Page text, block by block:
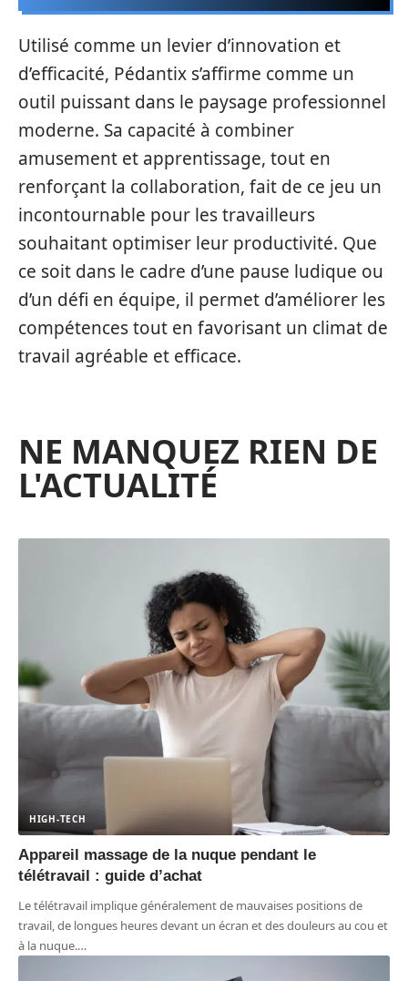
Utilisé comme un levier d’innovation et
d’efficacité, Pédantix s’affirme comme un
outil puissant dans le paysage professionnel
moderne. Sa capacité à combiner
amusement et apprentissage, tout en
renforçant la collaboration, fait de ce jeu un
incontournable pour les travailleurs
souhaitant optimiser leur productivité. Que
ce soit dans le cadre d’une pause ludique ou
d’un défi en équipe, il permet d’améliorer les
compétences tout en favorisant un climat de
travail agréable et efficace.
NE MANQUEZ RIEN DE
L'ACTUALITÉ
HIGH-TECH
Appareil massage de la nuque pendant le
télétravail : guide d’achat
Le télétravail implique généralement de mauvaises positions de
travail, de longues heures devant un écran et des douleurs au cou et
à la nuque.…